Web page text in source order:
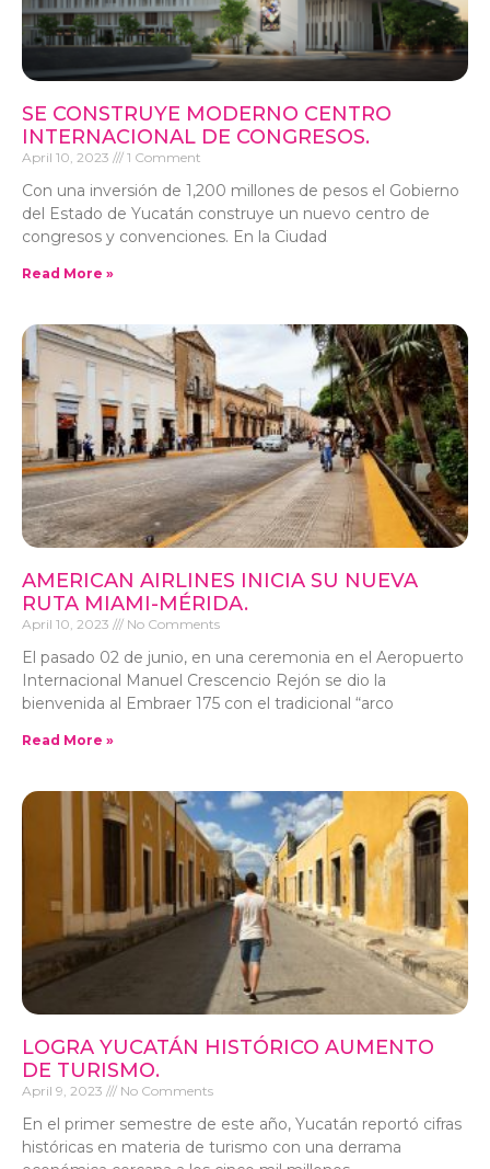
SE CONSTRUYE MODERNO CENTRO
INTERNACIONAL DE CONGRESOS.
April 10, 2023 1 Comment
Con una inversión de 1,200 millones de pesos el Gobierno
del Estado de Yucatán construye un nuevo centro de
congresos y convenciones. En la Ciudad
Read More »
AMERICAN AIRLINES INICIA SU NUEVA
RUTA MIAMI-MÉRIDA.
April 10, 2023 No Comments
El pasado 02 de junio, en una ceremonia en el Aeropuerto
Internacional Manuel Crescencio Rejón se dio la
bienvenida al Embraer 175 con el tradicional “arco
Read More »
LOGRA YUCATÁN HISTÓRICO AUMENTO
DE TURISMO.
April 9, 2023 No Comments
En el primer semestre de este año, Yucatán reportó cifras
históricas en materia de turismo con una derrama